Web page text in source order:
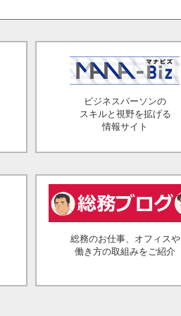
ビジネスパーソンの
スキルと視野を拡げる
情報サイト
総務のお仕事、オフィスや
働き方の取組みをご紹介